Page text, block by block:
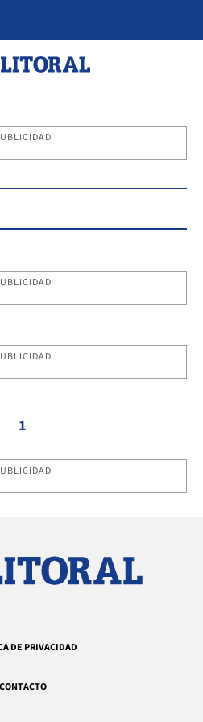
1
DE PRIVACIDAD
CONTACTO